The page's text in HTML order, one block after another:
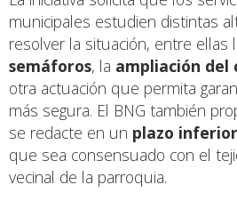
municipales estudien distintas
resolver la situación, entre ellas
semáforos, la ampliación del
otra actuación que permita
más segura. El BNG también
se redacte en un plazo
que sea consensuado con el
vecinal de la parroquia.